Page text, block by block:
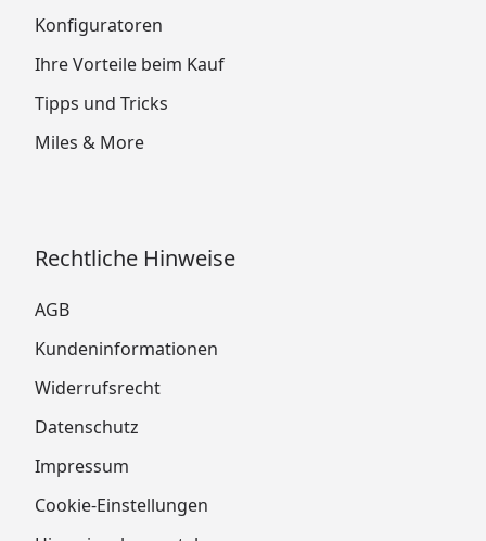
Konfiguratoren
Ihre Vorteile beim Kauf
Tipps und Tricks
Miles & More
Rechtliche Hinweise
AGB
Kundeninformationen
Widerrufsrecht
Datenschutz
Impressum
Cookie-Einstellungen